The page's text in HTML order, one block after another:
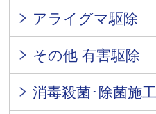
アライグマ駆除
その他 有害駆除
消毒殺菌･除菌施工